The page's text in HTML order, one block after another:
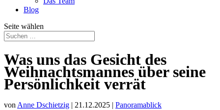
Blog
Seite wählen
Was uns das Gesicht des
Weihnachtsmannes über seine
Persönlichkeit verrät
vonAnne Dschietzig | 21.12.2025 | Panoramablick